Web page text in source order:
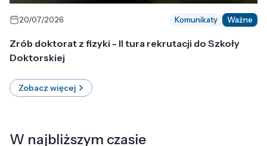
20/07/2026 Komunikaty Ważne
Zrób doktorat z fizyki - II tura rekrutacji do Szkoły
Doktorskiej
Zobacz więcej
W najbliższym czasie